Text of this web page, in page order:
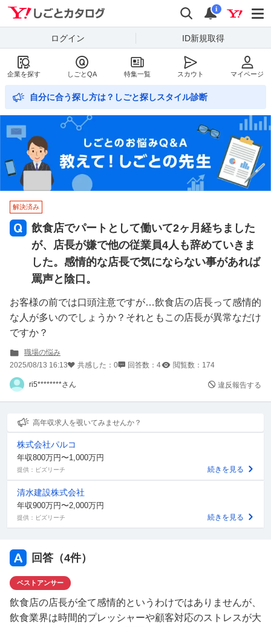
Yahoo!しごとカタログ
検索
通知
i
ログイン ID新規取得
企業を探す しごとQA 特集一覧 スカウト マイページ
自分に合う探し方は？しごと探しスタイル診断
解決済み
飲食店でパートとして働いて2ヶ月経ちました
が、店長が嫌で他の従業員4人も辞めていきま
した。感情的な店長で気にならない事があれば
罵声と陰口。
お客様の前では口頭注意ですが…飲食店の店長って感情的
な人が多いのでしょうか？それともこの店長が異常なだけ
ですか？
職場の悩み
2025/08/13 16:13
共感した： 0 回答数： 4 閲覧数： 174
ri5********さん 違反報告する
高年収求人を覗いてみませんか？
株式会社パルコ
年収800万円〜1,000万円
提供：ビズリーチ 続きを見る
清水建設株式会社
年収900万円〜2,000万円
提供：ビズリーチ 続きを見る
回答（4件）
ベストアンサー
飲食店の店長が全て感情的というわけではありませんが、
飲食業界は時間的プレッシャーや顧客対応のストレスが大